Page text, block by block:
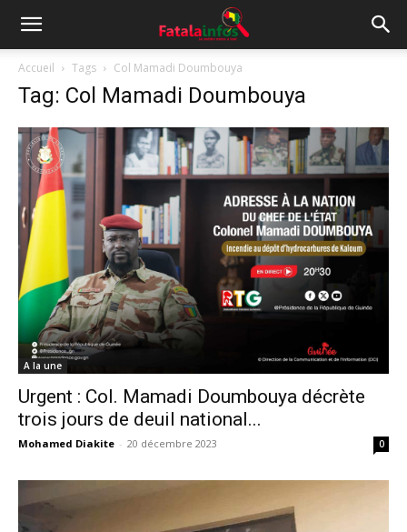
Accueil Tags Col Mamadi Doumbouya
Tag: Col Mamadi Doumbouya
A la une
Urgent : Col. Mamadi Doumbouya décrète
trois jours de deuil national...
Mohamed Diakite - 20 décembre 2023 0